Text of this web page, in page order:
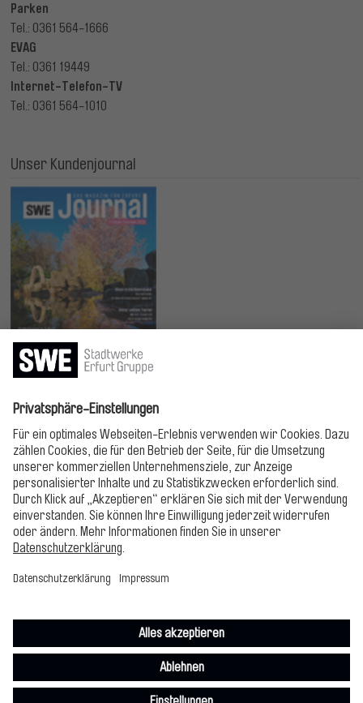
Parken
Tel.: 0361 564-1666
EVAG
Tel.: 0361 19449
Internet-Telefon-TV
Tel.: 0361 564-1010
Unser Kundenjournal
Jetzt lesen!
Bitte folgen!
Cookie-Einstellungen
Erklärung zur Barrierefreiheit
Compliance